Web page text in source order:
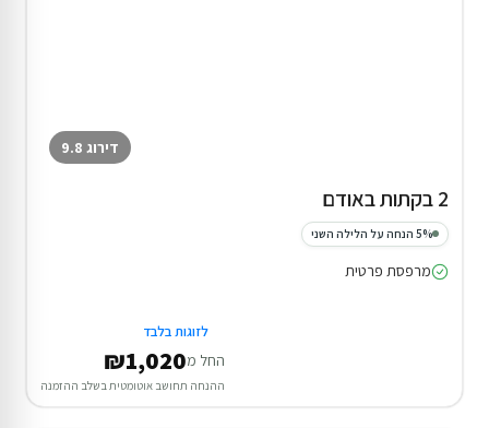
דירוג 9.8
2 בקתות באודם
5% הנחה על הלילה השני
מרפסת פרטית
לזוגות בלבד
החל מ₪1,020
ההנחה תחושב אוטומטית בשלב ההזמנה